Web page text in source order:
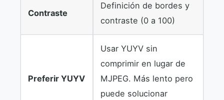
Contraste
Definición de bordes y
contraste (0 a 100)
Preferir YUYV
Usar YUYV sin
comprimir en lugar de
MJPEG. Más lento pero
puede solucionar